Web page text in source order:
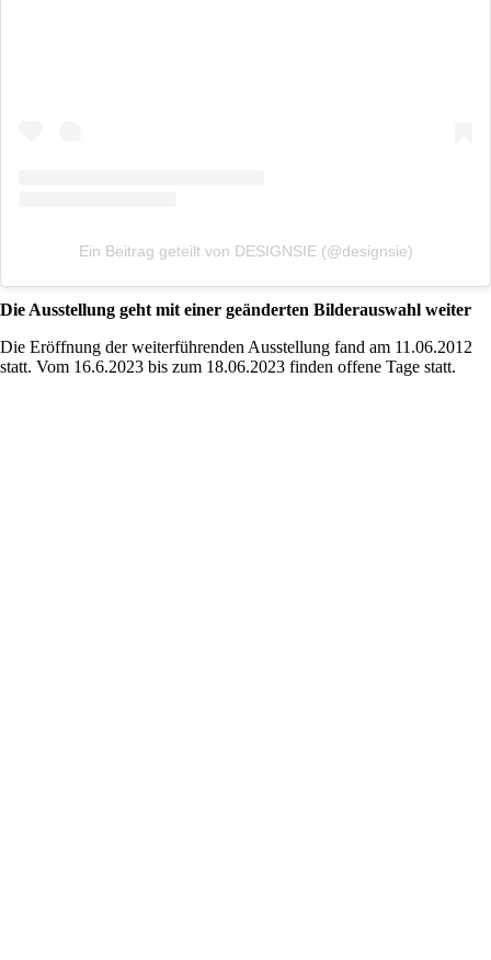
Ein Beitrag geteilt von DESIGNSIE (@designsie)
Die Ausstellung geht mit einer geänderten Bilderauswahl weiter
Die Eröffnung der weiterführenden Ausstellung fand am 11.06.2012
statt. Vom 16.6.2023 bis zum 18.06.2023 finden offene Tage statt.